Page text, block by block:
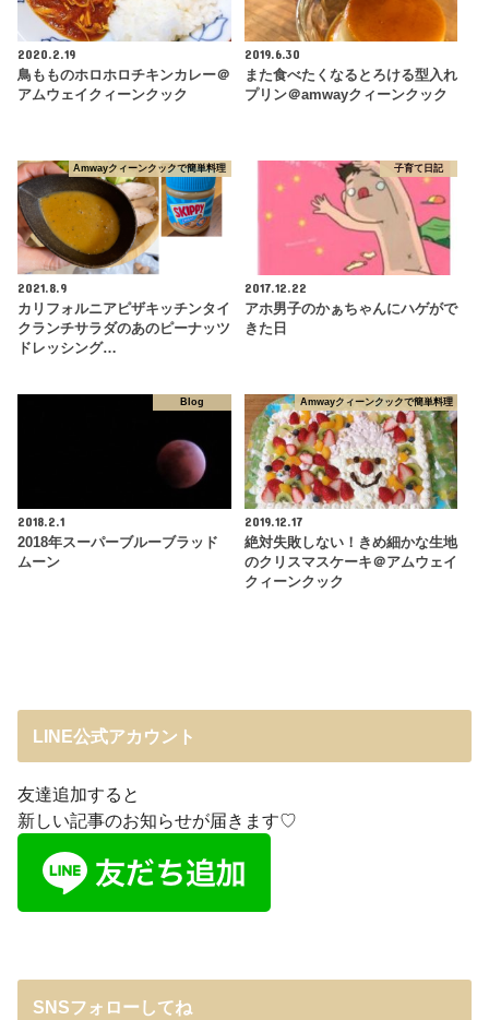
2020.2.19
鳥もものホロホロチキンカレー＠
アムウェイクィーンクック
2019.6.30
また食べたくなるとろける型入れ
プリン＠amwayクィーンクック
Amwayクィーンクックで簡単料理
2021.8.9
カリフォルニアピザキッチンタイ
クランチサラダのあのピーナッツ
ドレッシング…
子育て日記
2017.12.22
アホ男子のかぁちゃんにハゲがで
きた日
Blog
2018.2.1
2018年スーパーブルーブラッド
ムーン
Amwayクィーンクックで簡単料理
2019.12.17
絶対失敗しない！きめ細かな生地
のクリスマスケーキ＠アムウェイ
クィーンクック
LINE公式アカウント
友達追加すると
新しい記事のお知らせが届きます♡
SNSフォローしてね